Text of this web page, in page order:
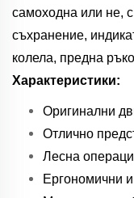
самоходна или не,
съхранение,
колела, предна
Характеристики:
Оригинални
Отлично
Лесна
Ергономични